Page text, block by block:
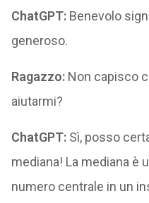
ChatGPT:Benevolo
generoso.
Ragazzo:Non capisco
aiutarmi?
ChatGPT:Sì, posso
mediana! La mediana è
numero centrale in un